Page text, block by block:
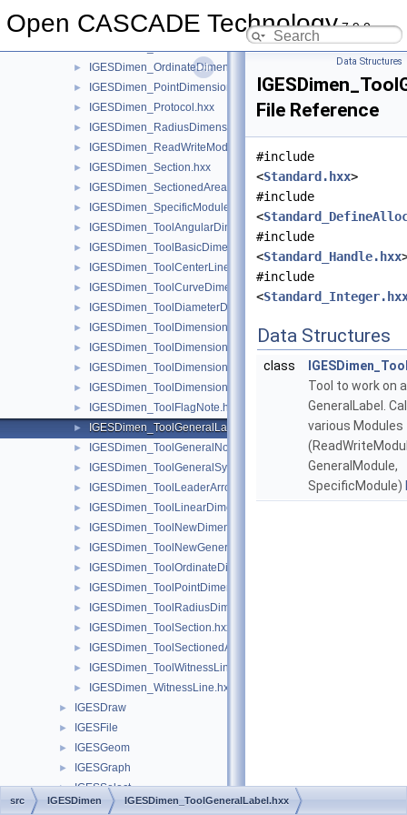
Open CASCADE Technology7.9.0
► IGESDimen_NewDimensionedGeometry.hxx
IGESDimen_NewGeneralNote.hxx
► IGESDimen_OrdinateDimension.hxx
► IGESDimen_PointDimension.hxx
► IGESDimen_Protocol.hxx
► IGESDimen_RadiusDimension.hxx
► IGESDimen_ReadWriteModule.hxx
► IGESDimen_Section.hxx
► IGESDimen_SectionedArea.hxx
► IGESDimen_SpecificModule.hxx
► IGESDimen_ToolAngularDimension.hxx
► IGESDimen_ToolBasicDimension.hxx
► IGESDimen_ToolCenterLine.hxx
► IGESDimen_ToolCurveDimension.hxx
► IGESDimen_ToolDiameterDimension.hxx
► IGESDimen_ToolDimensionDisplayData.hxx
► IGESDimen_ToolDimensionedGeometry.hxx
► IGESDimen_ToolDimensionTolerance.hxx
► IGESDimen_ToolDimensionUnits.hxx
► IGESDimen_ToolFlagNote.hxx
► IGESDimen_ToolGeneralLabel.hxx
► IGESDimen_ToolGeneralNote.hxx
► IGESDimen_ToolGeneralSymbol.hxx
► IGESDimen_ToolLeaderArrow.hxx
► IGESDimen_ToolLinearDimension.hxx
► IGESDimen_ToolNewDimensionedGeometry.hxx
► IGESDimen_ToolNewGeneralNote.hxx
► IGESDimen_ToolOrdinateDimension.hxx
► IGESDimen_ToolPointDimension.hxx
► IGESDimen_ToolRadiusDimension.hxx
► IGESDimen_ToolSection.hxx
► IGESDimen_ToolSectionedArea.hxx
► IGESDimen_ToolWitnessLine.hxx
► IGESDimen_WitnessLine.hxx
► IGESDraw
► IGESFile
► IGESGeom
► IGESGraph
► IGESSelect
► IGESSolid
Data Structures
File Reference
#include
<Standard.hxx>
#include
<
#include
<Standard_Handle.hxx
#include
<
Data Structures
class
Tool to work on a
GeneralLabel.
various Modules
GeneralModule,
SpecificModule)
src IGESDimen IGESDimen_ToolGeneralLabel.hxx